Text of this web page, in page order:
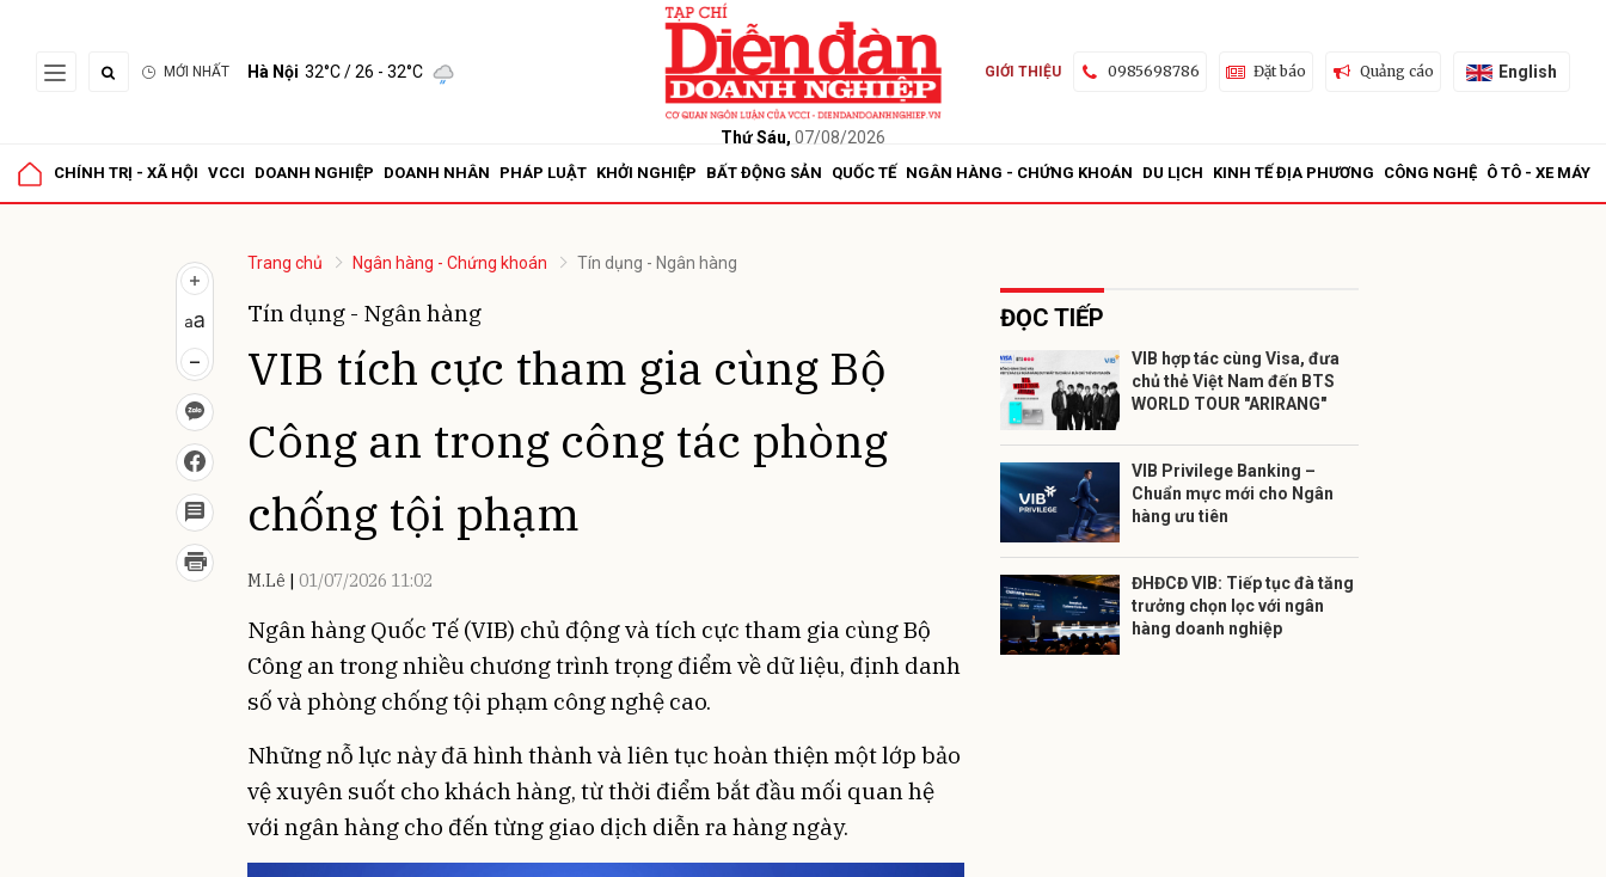
MỚI NHẤT Hà Nội 32°C/ 26 - 32°C
Thứ Sáu, 07/08/2026
GIỚI THIỆU 0985698786 Đặt báo Quảng cáo English
CHÍNH TRỊ - XÃ HỘI VCCI DOANH NGHIỆP DOANH NHÂN PHÁP LUẬT KHỞI NGHIỆP BẤT ĐỘNG SẢN QUỐC TẾ NGÂN HÀNG - CHỨNG KHOÁN DU LỊCH KINH TẾ ĐỊA PHƯƠNG CÔNG NGHỆ Ô TÔ - XE MÁY
Trang chủ Ngân hàng - Chứng khoán Tín dụng - Ngân hàng
Tín dụng - Ngân hàng
VIB tích cực tham gia cùng Bộ
Công an trong công tác phòng
chống tội phạm
M.Lê 01/07/2026 11:02
Ngân hàng Quốc Tế (VIB) chủ động và tích cực tham gia cùng Bộ
Công an trong nhiều chương trình trọng điểm về dữ liệu, định danh
số và phòng chống tội phạm công nghệ cao.
Những nỗ lực này đã hình thành và liên tục hoàn thiện một lớp bảo
vệ xuyên suốt cho khách hàng, từ thời điểm bắt đầu mối quan hệ
với ngân hàng cho đến từng giao dịch diễn ra hàng ngày.
ĐỌC TIẾP
VIB hợp tác cùng Visa, đưa
chủ thẻ Việt Nam đến BTS
WORLD TOUR "ARIRANG"
VIB Privilege Banking –
Chuẩn mực mới cho Ngân
hàng ưu tiên
ĐHĐCĐ VIB: Tiếp tục đà tăng
trưởng chọn lọc với ngân
hàng doanh nghiệp